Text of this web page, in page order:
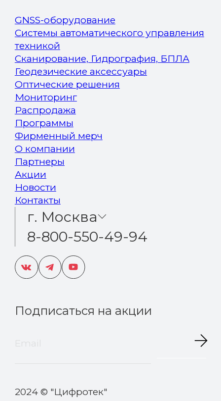
GNSS-оборудование
Системы автоматического управления
техникой
Сканирование, Гидрография, БПЛА
Геодезические аксессуары
Оптические решения
Мониторинг
Распродажа
Программы
Фирменный мерч
О компании
Партнеры
Акции
Новости
Контакты
г. Москва
8-800-550-49-94
Подписаться на акции
2024 © "Цифротек"